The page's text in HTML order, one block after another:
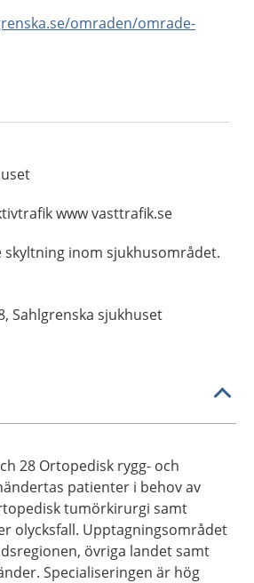
omraden/omrade-
www vasttrafik.se
skyltning inom sjukhusområdet.
Sahlgrenska sjukhuset
28 Ortopedisk rygg- och
patienter i behov av
tumörkirurgi samt
olycksfall. Upptagningsområdet
övriga landet samt
Specialiseringen är hög